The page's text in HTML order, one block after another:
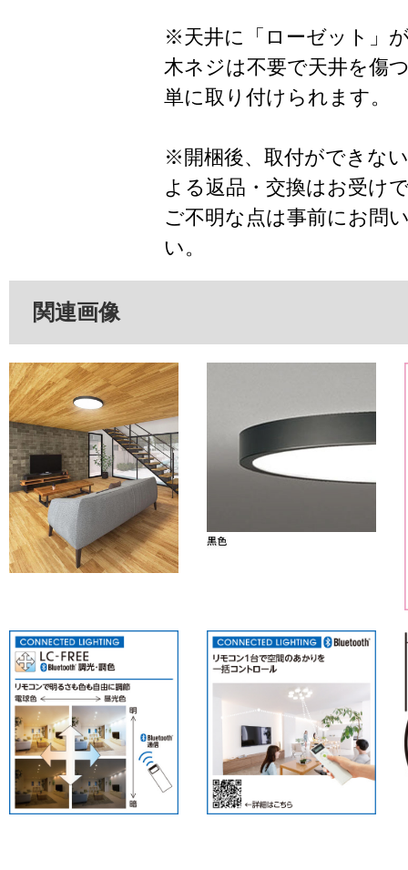
※天井に「ローゼット」
木ネジは不要で天井を傷
単に取り付けられます。
※開梱後、取付ができな
よる返品・交換はお受け
ご不明な点は事前にお問
い。
関連画像